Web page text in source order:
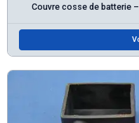
Couvre cosse de batterie